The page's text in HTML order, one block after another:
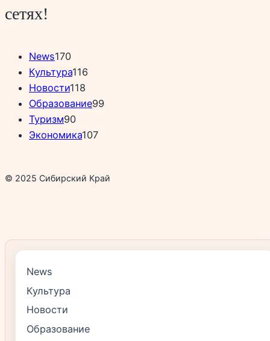
сетях!
News170
Культура116
Новости118
Образование99
Туризм90
Экономика107
© 2025 Сибирский Край
News
Культура
Новости
Образование